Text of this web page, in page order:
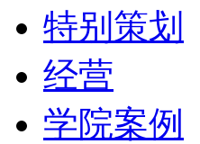
特别策划
经营
学院案例